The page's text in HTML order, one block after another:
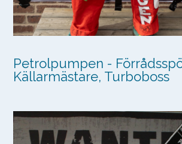
Petrolpumpen -
Källarmästare, Turboboss